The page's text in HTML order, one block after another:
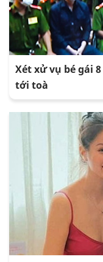
Xét xử vụ bé gái
tới toà